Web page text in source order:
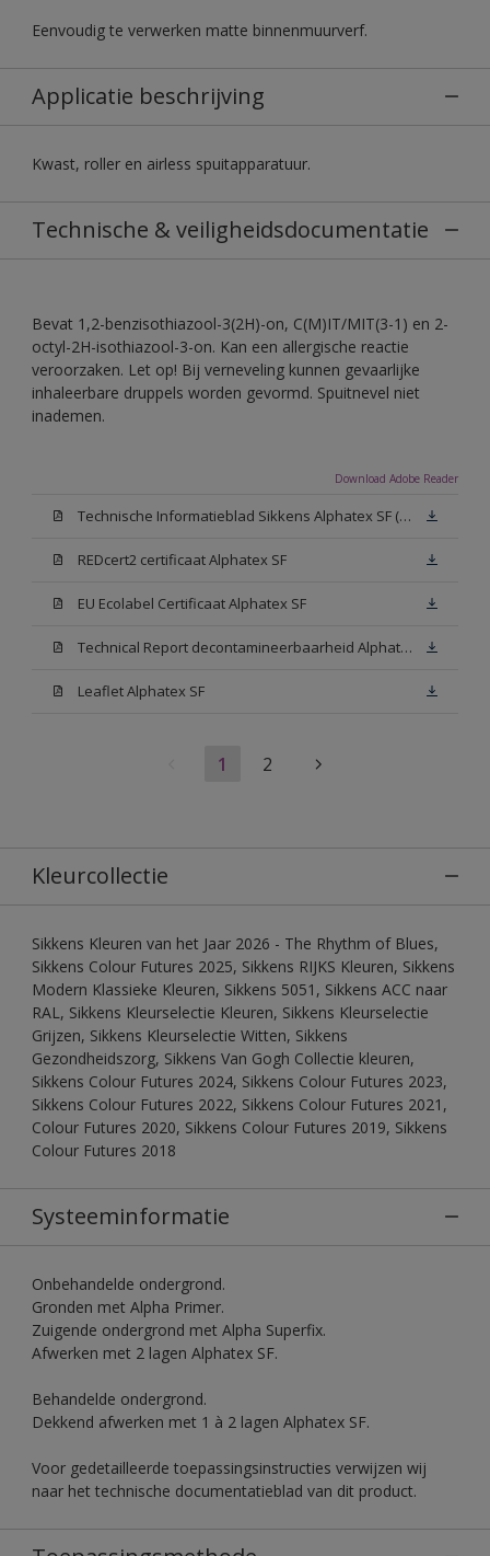
Eenvoudig te verwerken matte binnenmuurverf.
Applicatie beschrijving
Kwast, roller en airless spuitapparatuur.
Technische & veiligheidsdocumentatie
Bevat 1,2-benzisothiazool-3(2H)-on, C(M)IT/MIT(3-1) en 2-
octyl-2H-isothiazool-3-on. Kan een allergische reactie
veroorzaken. Let op! Bij verneveling kunnen gevaarlijke
inhaleerbare druppels worden gevormd. Spuitnevel niet
inademen.
Download Adobe Reader
Technische Informatieblad Sikkens Alphatex SF (PDF)
REDcert2 certificaat Alphatex SF
EU Ecolabel Certificaat Alphatex SF
Technical Report decontamineerbaarheid Alphatex SF
Leaflet Alphatex SF
1 2
Kleurcollectie
Sikkens Kleuren van het Jaar 2026 - The Rhythm of Blues,
Sikkens Colour Futures 2025, Sikkens RIJKS Kleuren, Sikkens
Modern Klassieke Kleuren, Sikkens 5051, Sikkens ACC naar
RAL, Sikkens Kleurselectie Kleuren, Sikkens Kleurselectie
Grijzen, Sikkens Kleurselectie Witten, Sikkens
Gezondheidszorg, Sikkens Van Gogh Collectie kleuren,
Sikkens Colour Futures 2024, Sikkens Colour Futures 2023,
Sikkens Colour Futures 2022, Sikkens Colour Futures 2021,
Colour Futures 2020, Sikkens Colour Futures 2019, Sikkens
Colour Futures 2018
Systeeminformatie
Onbehandelde ondergrond.
Gronden met Alpha Primer.
Zuigende ondergrond met Alpha Superfix.
Afwerken met 2 lagen Alphatex SF.
Behandelde ondergrond.
Dekkend afwerken met 1 à 2 lagen Alphatex SF.
Voor gedetailleerde toepassingsinstructies verwijzen wij
naar het technische documentatieblad van dit product.